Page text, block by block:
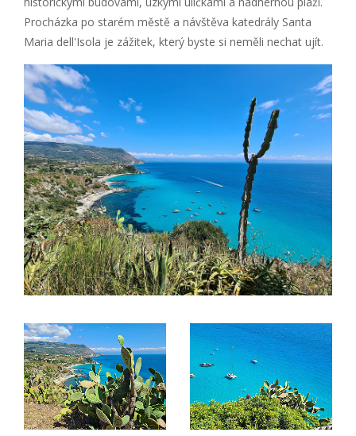
Procházka po starém městě a návštěva katedrály Santa
Maria dell'Isola je zážitek, který byste si neměli nechat ujít.